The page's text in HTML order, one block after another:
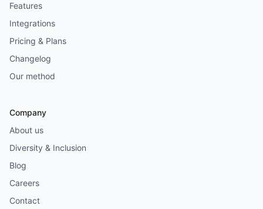
Features
Integrations
Pricing & Plans
Changelog
Our method
Company
About us
Diversity & Inclusion
Blog
Careers
Contact